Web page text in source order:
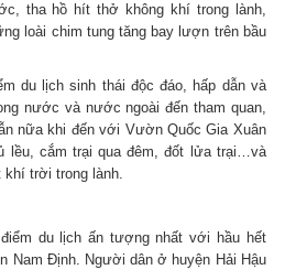
tha hồ hít thở không khí trong lành,
loài chim tung tăng bay lượn trên bầu
du lịch sinh thái độc đáo, hấp dẫn và
nước và nước ngoài đến tham quan,
nữa khi đến với Vườn Quốc Gia Xuân
lều, cắm trại qua đêm, đốt lửa trại…và
khí trời trong lành.
du lịch ấn tượng nhất với hầu hết
Nam Định. Người dân ở huyện Hải Hậu